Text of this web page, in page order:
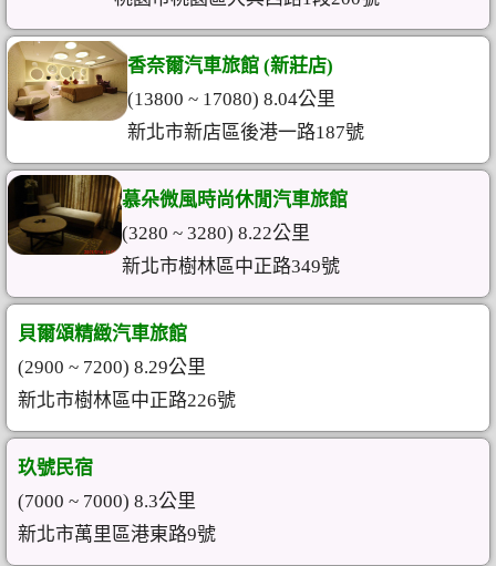
香奈爾汽車旅館 (新莊店)
(13800 ~ 17080) 8.04公里
新北市新店區後港一路187號
慕朵微風時尚休閒汽車旅館
(3280 ~ 3280) 8.22公里
新北市樹林區中正路349號
貝爾頌精緻汽車旅館
(2900 ~ 7200) 8.29公里
新北市樹林區中正路226號
玖號民宿
(7000 ~ 7000) 8.3公里
新北市萬里區港東路9號